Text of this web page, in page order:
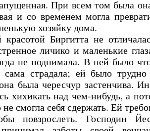
При всем том была
и со временем могла
хозяйку дома.
Биргитта не
личико и маленькие
не поднимала. В ней было
сама страдала; ей было
была чересчур застенчива.
хихикать над чем-нибудь, а
не смогла себя сдержать. Ей
повзрослеть. Господин